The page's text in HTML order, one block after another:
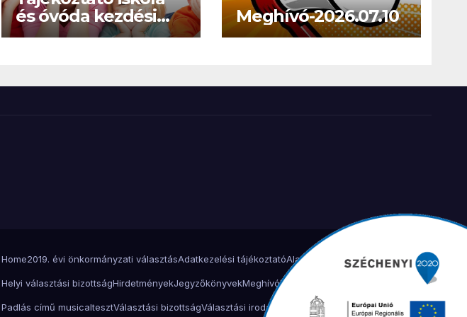
és óvóda kezdési
támogatásokról
Meghívó-2026.07.10
Home2019. évi önkormányzati választásAdatkezelési tájékoztatóAlakuló ülés 2024.Határozatok
Helyi választási bizottságHirdetményekJegyzőkönyvekMeghívók
Padlás című musicaltesztVálasztási bizottságVálasztási iroda Választási iroda Köszöntő